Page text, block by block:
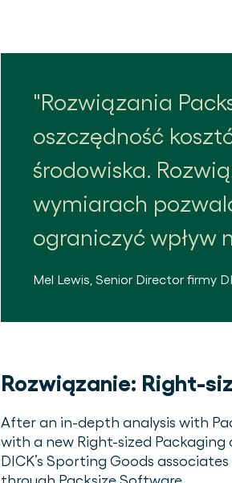
Rozwiązania
oszczędność
środowiska.
wymiarach
ograniczyć wpływ
Mel Lewis Senior Director firmy
Rozwiązanie: Right-
After an in-depth analysis with
with a new Right-sized Packaging
DICK’s Sporting Goods